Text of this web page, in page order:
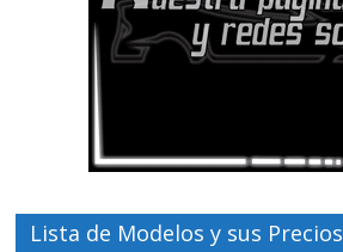
Lista de Modelos y sus Precios